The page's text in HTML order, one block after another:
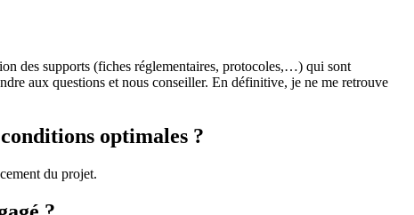
des supports (fiches réglementaires, protocoles,…) qui sont
aux questions et nous conseiller. En définitive, je ne me retrouve
optimales ?
du projet.